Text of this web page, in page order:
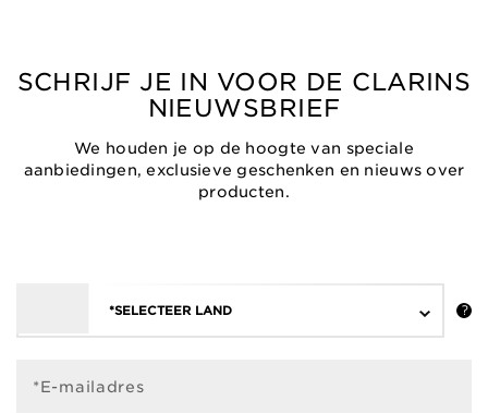
SCHRIJF JE IN VOOR DE CLARINS
NIEUWSBRIEF
We houden je op de hoogte van speciale
aanbiedingen, exclusieve geschenken en nieuws over
producten.
*SELECTEER LAND
*E-mailadres